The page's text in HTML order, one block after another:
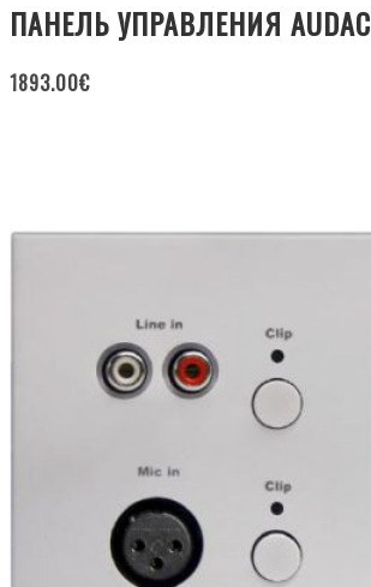
ПАНЕЛЬ УПРАВЛЕНИЯ AUDAC
1893.00€